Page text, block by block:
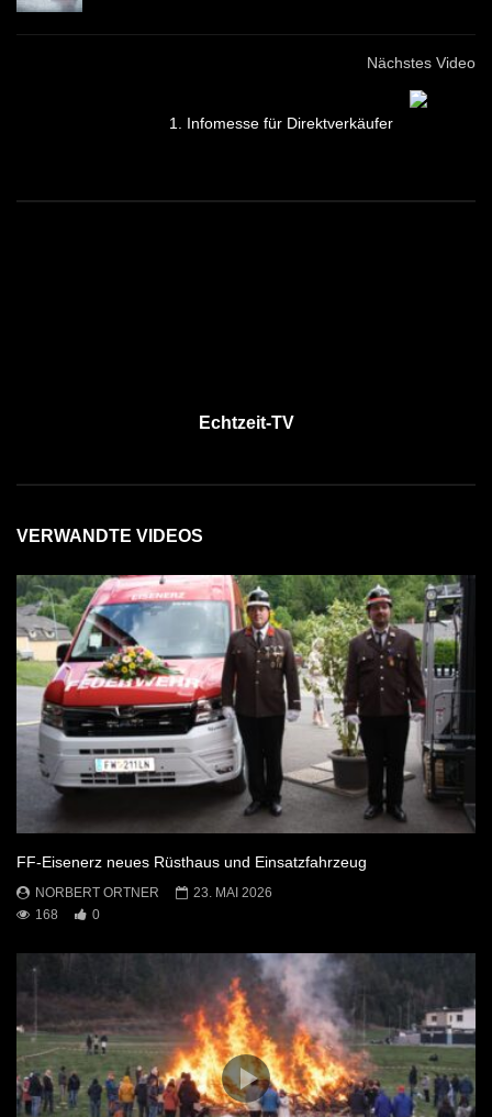
Nächstes Video
1. Infomesse für Direktverkäufer
Echtzeit-TV
VERWANDTE VIDEOS
FF-Eisenerz neues Rüsthaus und Einsatzfahrzeug
NORBERT ORTNER
23. MAI 2026
168
0